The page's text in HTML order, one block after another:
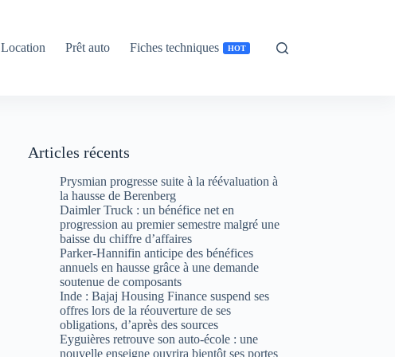
Location Prêt auto Fiches techniques HOT
Articles récents
Prysmian progresse suite à la réévaluation à
la hausse de Berenberg
Daimler Truck : un bénéfice net en
progression au premier semestre malgré une
baisse du chiffre d’affaires
Parker-Hannifin anticipe des bénéfices
annuels en hausse grâce à une demande
soutenue de composants
Inde : Bajaj Housing Finance suspend ses
offres lors de la réouverture de ses
obligations, d’après des sources
Eyguières retrouve son auto-école : une
nouvelle enseigne ouvrira bientôt ses portes